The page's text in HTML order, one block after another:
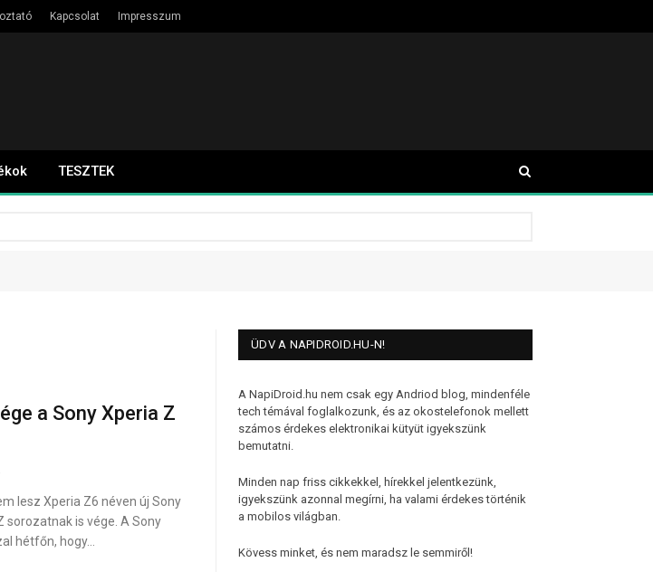
Kapcsolat Impresszum
TESZTEK
a Sony Xperia Z
lesz Xperia Z6 néven új Sony
sorozatnak is vége. A Sony
hétfőn, hogy…
ÜDV A NAPIDROID.HU-N!
A NapiDroid.hu nem csak egy Andriod blog, mindenféle
tech témával foglalkozunk, és az okostelefonok mellett
számos érdekes elektronikai kütyüt igyekszünk
bemutatni.
Minden nap friss cikkekkel, hírekkel jelentkezünk,
igyekszünk azonnal megírni, ha valami érdekes történik
a mobilos világban.
Kövess minket, és nem maradsz le semmiről!